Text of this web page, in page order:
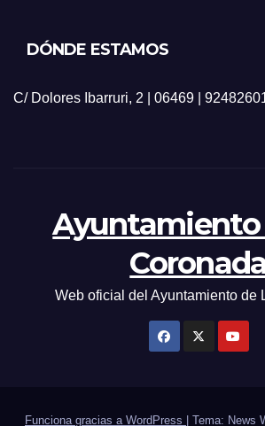
DÓNDE ESTAMOS
C/ Dolores Ibarruri, 2 | 06469 |
Ayuntamiento
Web oficial del Ayuntamiento de
Funciona gracias a WordPress Tema: News